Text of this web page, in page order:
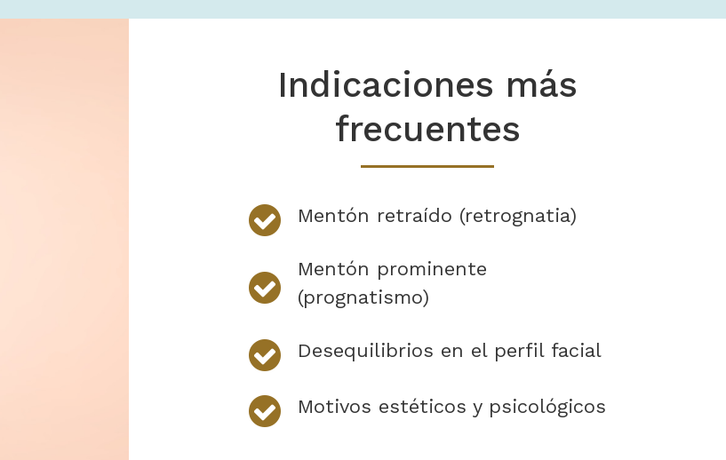
Indicaciones más
frecuentes
Mentón retraído (retrognatia)
Mentón prominente
(prognatismo)
Desequilibrios en el perfil facial
Motivos estéticos y psicológicos